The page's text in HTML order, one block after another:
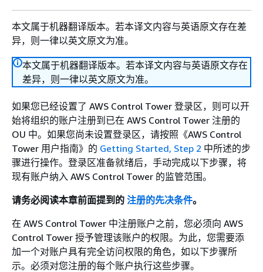
本文属于机器翻译版本。若本译文内容与英语原文存在差
异，则一律以英文原文为准。
本文属于机器翻译版本。若本译文内容与英语原文存在
差异，则一律以英文原文为准。
如果您已经设置了 AWS Control Tower 登录区，则可以开
始将组织的账户注册到已在 AWS Control Tower 注册的
OU 中。如果您尚未设置登录区，请按照《AWS Control
Tower 用户指南》 的 Getting Started, Step 2 中所述的步
骤进行操作。登录区准备就绪后，手动完成以下步骤，将
现有账户纳入 AWS Control Tower 的监管范围。
请务必阅读本章前面提到的 注册的先决条件。
在 AWS Control Tower 中注册账户之前，您必须向 AWS
Control Tower 授予管理该账户的权限。为此，您需要添
加一个对账户具有完全访问权限的角色，如以下步骤所
示。必须对您注册的每个账户执行这些步骤。